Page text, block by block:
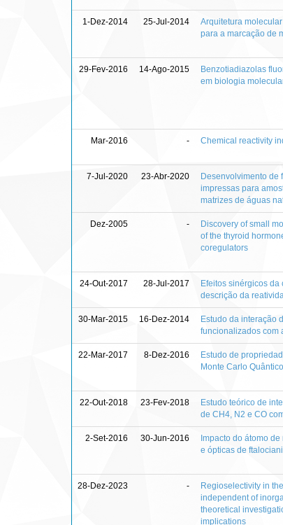
1-Dez-2014 25-Jul-2014
Arquitetura
para a marcação de
29-Fev-2016 14-Ago-2015
Benzotiadiazolas
em biologia
Mar-2016 - Chemical reactivity
7-Jul-2020 23-Abr-2020
Desenvolvimento de
impressas para
matrizes de águas
Dez-2005 -
Discovery of small
of the thyroid
coregulators
24-Out-2017 28-Jul-2017
Efeitos sinérgicos
descrição da
30-Mar-2015 16-Dez-2014
Estudo da interação
funcionalizados com
22-Mar-2017 8-Dez-2016
Estudo de
Monte Carlo Quântico
22-Out-2018 23-Fev-2018
Estudo teórico de
de CH4, N2 e CO
2-Set-2016 30-Jun-2016
Impacto do átomo
e ópticas de
28-Dez-2023 -
Regioselectivity in
independent of
theoretical
implications